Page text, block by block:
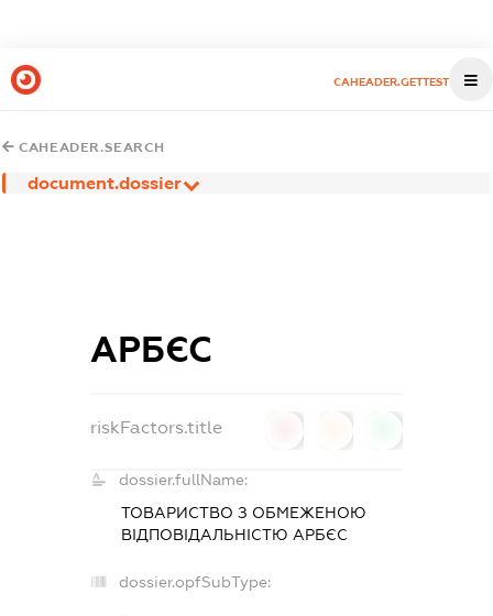
CAHEADER.GETTEST
CAHEADER.SEARCH
document.dossier
АРБЄС
riskFactors.title
dossier.fullName:
ТОВАРИСТВО З ОБМЕЖЕНОЮ
ВІДПОВІДАЛЬНІСТЮАРБЄС
dossier.opfSubType: